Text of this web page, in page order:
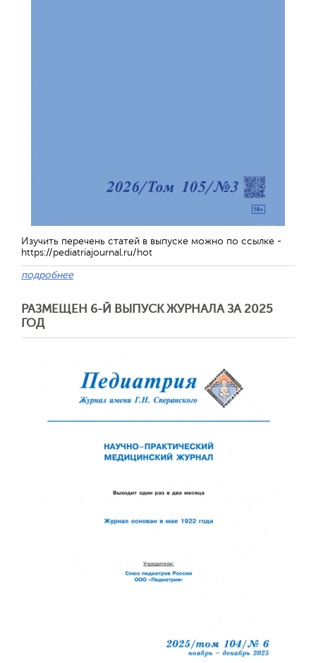
Изучить перечень статей в выпуске можно по ссылке -
https://pediatriajournal.ru/hot
подробнее
РАЗМЕЩЕН 6-Й ВЫПУСК ЖУРНАЛА ЗА 2025
ГОД
Обратная